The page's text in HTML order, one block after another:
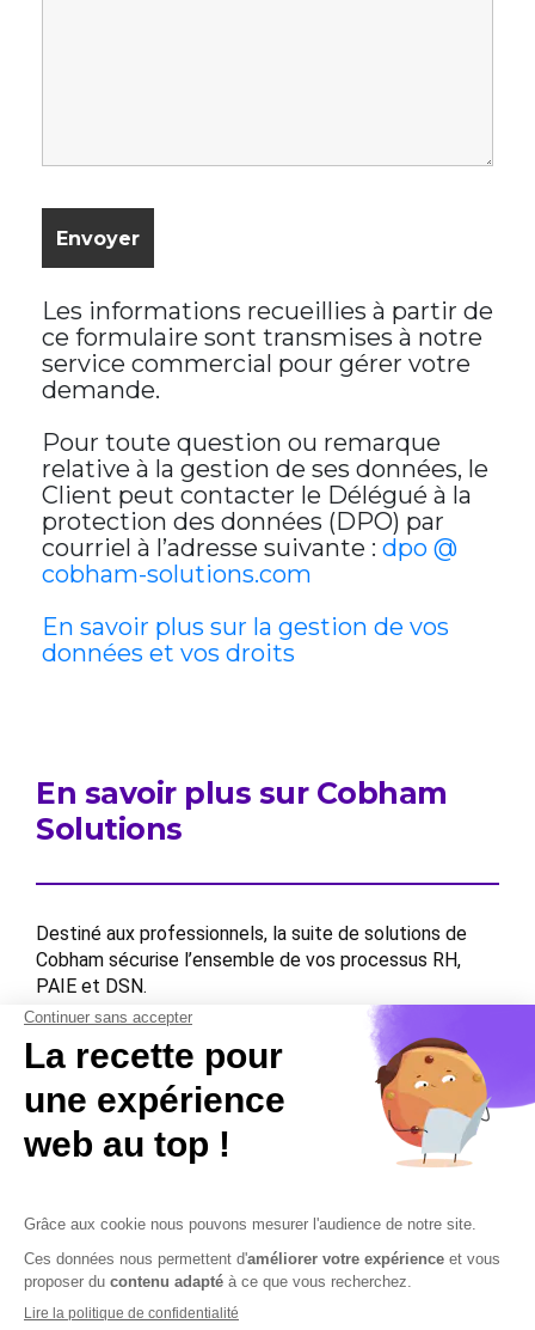
Les informations recueillies à partir de
ce formulaire sont transmises à notre
service commercial pour gérer votre
demande.
Pour toute question ou remarque
relative à la gestion de ses données, le
Client peut contacter le Délégué à la
protection des données (DPO) par
courriel à l’adresse suivante : dpo @
cobham-solutions.com
En savoir plus sur la gestion de vos
données et vos droits
En savoir plus sur Cobham
Solutions
Destiné aux professionnels, la suite de solutions de
Cobham sécurise l’ensemble de vos processus RH,
PAIE et DSN.
Contactez-nous
Contactez-nous Mentions légales
Plan du site
Sécurisation des données
Conditions Générales de Vente et d’Utilisation